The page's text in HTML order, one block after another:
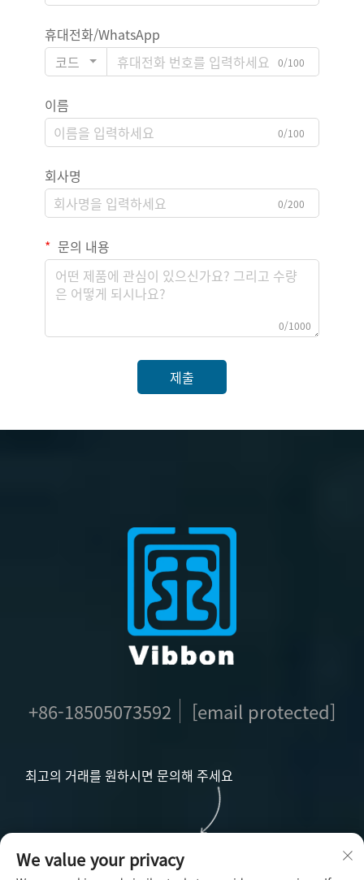
휴대전화/WhatsApp
코드
0/100
이름
0/100
회사명
0/200
문의 내용
0/1000
제출
+86-18505073592 [email protected]
최고의 거래를 원하시면 문의해 주세요
문의하기
We value your privacy